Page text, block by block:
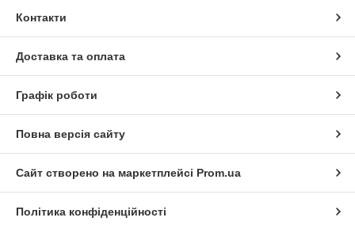
Контакти
Доставка та оплата
Графік роботи
Повна версія сайту
Сайт створено на маркетплейсі Prom.ua
Політика конфіденційності